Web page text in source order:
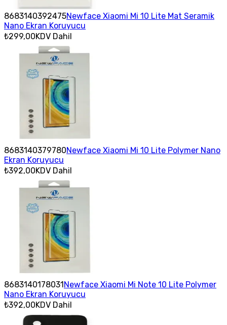
8683140392475Newface Xiaomi Mi 10 Lite Mat Seramik
Nano Ekran Koruyucu
₺299,00KDV Dahil
8683140379780Newface Xiaomi Mi 10 Lite Polymer Nano
Ekran Koruyucu
₺392,00KDV Dahil
8683140178031Newface Xiaomi Mi Note 10 Lite Polymer
Nano Ekran Koruyucu
₺392,00KDV Dahil